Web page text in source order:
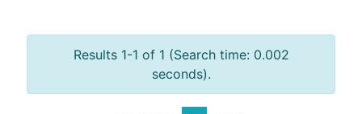
Results 1-1 of 1 (Search time: 0.002
seconds).